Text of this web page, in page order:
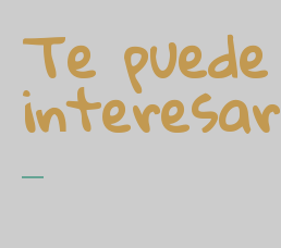
Te puede
interesar